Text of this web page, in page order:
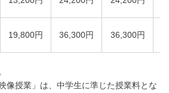
19,800円 36,300円 36,300円
像授業」は、中学生に準じた授業料とな